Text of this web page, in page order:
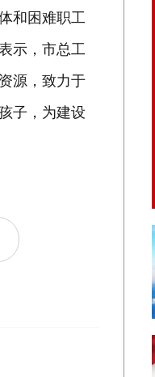
和困难职工
示，市总工
源，致力于
子，为建设